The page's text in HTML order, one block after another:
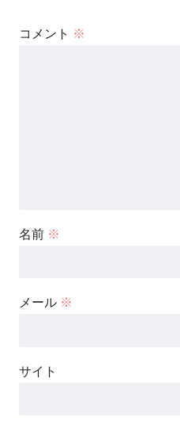
コメント ※
名前 ※
メール ※
サイト